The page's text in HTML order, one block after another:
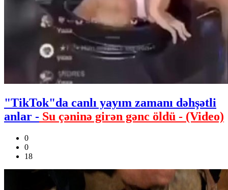
"TikTok"da canlı yayım zamanı dəhşətli
anlar - Su çəninə girən gənc öldü - (Video)
0
0
18